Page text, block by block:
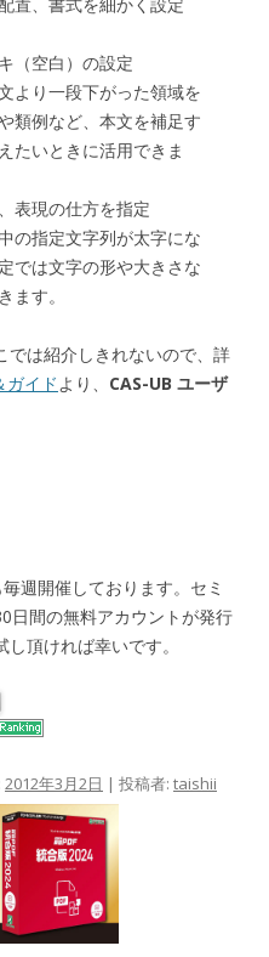
（空白）の設定
より一段下がった領域を
類例など、本文を補足す
たいときに活用できま
表現の仕方を指定
の指定文字列が太字にな
では文字の形や大きさな
ます。
では紹介しきれないので、詳
ガイドより、 CAS-UB ユーザ
毎週開催しております。セミ
日間の無料アカウントが発行
頂ければ幸いです。
2012年3月2日 | 投稿者: taishii